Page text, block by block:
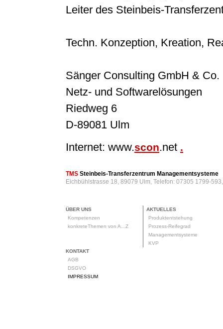
Leiter des Steinbeis-
Techn. Konzeption, Kreation,
Sänger Consulting GmbH & Co.
Netz- und Softwarelösungen
Riedweg 6
D-89081 Ulm
Internet: www.scon.net .
TMS Steinbeis-Transferzentrum Managementsysteme
Eichbühlstrasse 18, 89079 Ulm, Telefon: 07305 1799-
ÜBER UNS
Kompetenzen
konkreteThemen von A...Z
AKTUELLES
Produktentstehung
Prozess-Reifegrad
Managementsysteme
KVP
KONTAKT
AGB
DSGVO
IMPRESSUM